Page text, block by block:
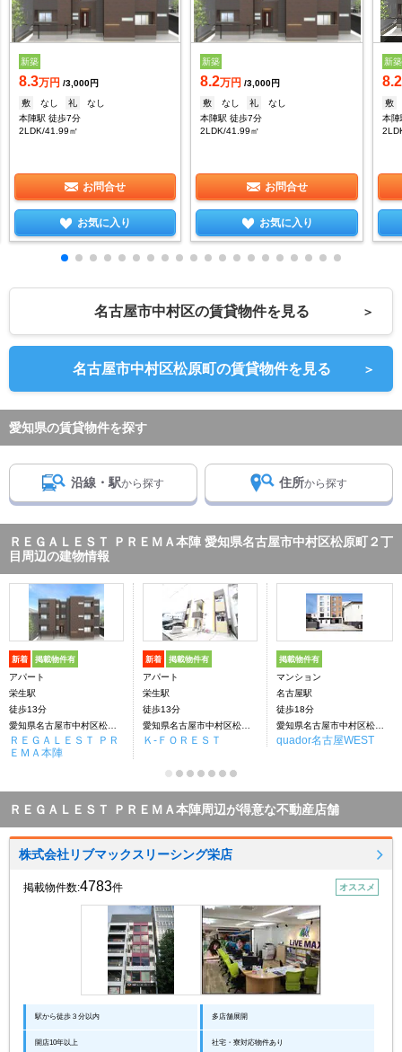
新築
8.3万円 /3,000円
敷
なし 礼
なし
本陣駅 徒歩7分
2LDK/41.99㎡
お問合せ
お気に入り
新築
8.2万円 /3,000円
敷
なし 礼
なし
本陣駅 徒歩7分
2LDK/41.99㎡
お問合せ
お気に入り
新築
8.2
敷
本陣
名古屋市中村区の賃貸物件を見る ＞
名古屋市中村区松原町の賃貸物件を見る ＞
愛知県の賃貸物件を探す
沿線・駅から探す 住所から探す
ＲＥＧＡＬＥＳＴ ＰＲＥＭＡ本陣 愛知県名古屋市中村区松原町２丁
目周辺の建物情報
新着 掲載物件有
アパート
栄生駅
徒歩13分
ＲＥＧＡＬＥＳＴ ＰＲ
ＥＭＡ本陣
新着 掲載物件有
アパート
栄生駅
徒歩13分
Ｋ‐ＦＯＲＥＳＴ
掲載物件有
マンション
名古屋駅
徒歩18分
quador名古屋WEST
ＲＥＧＡＬＥＳＴ ＰＲＥＭＡ本陣周辺が得意な不動産店舗
株式会社リブマックスリーシング栄店
掲載物件数:4783件 オススメ
駅から徒歩３分以内 多店舗展開
開店10年以上 社宅・寮対応物件あり